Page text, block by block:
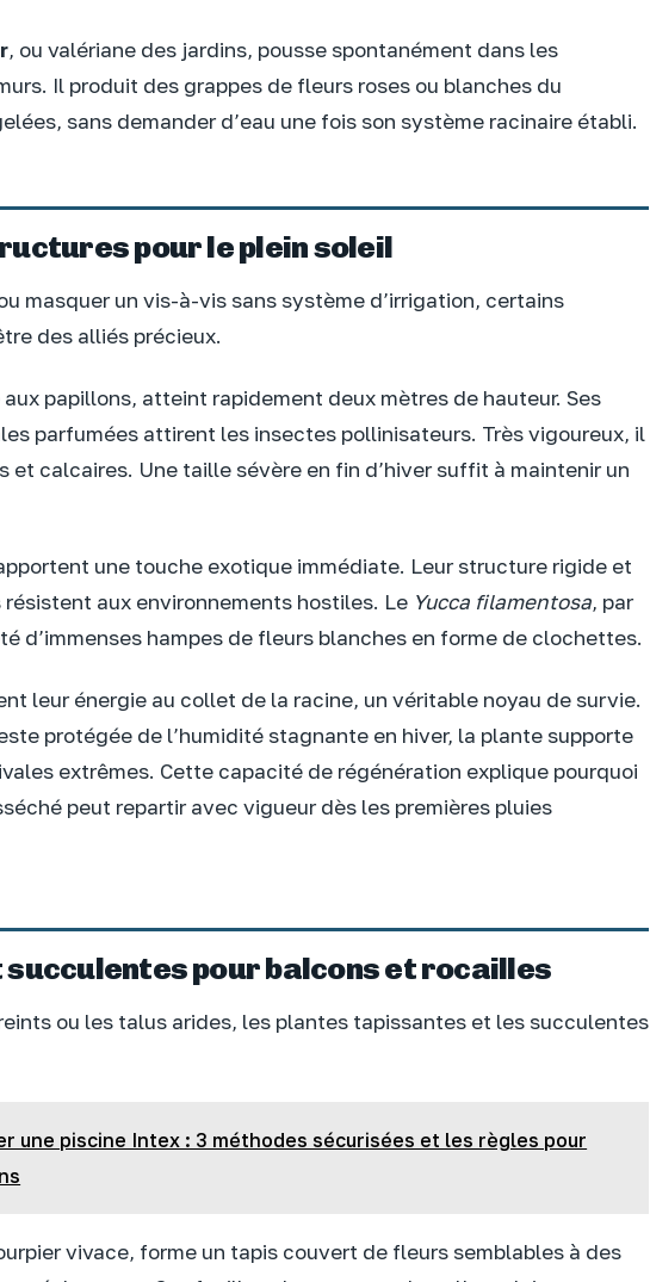
, ou valériane des jardins, pousse spontanément dans les
Il produit des grappes de fleurs roses ou blanches du
sans demander d’eau une fois son système racinaire établi.
pour le plein soleil
masquer un vis-à-vis sans système d’irrigation, certains
des alliés précieux.
aux papillons, atteint rapidement deux mètres de hauteur. Ses
parfumées attirent les insectes pollinisateurs. Très vigoureux, il
et calcaires. Une taille sévère en fin d’hiver suffit à maintenir un
une touche exotique immédiate. Leur structure rigide et
aux environnements hostiles. Le Yucca filamentosa, par
d’immenses hampes de fleurs blanches en forme de clochettes.
leur énergie au collet de la racine, un véritable noyau de survie.
protégée de l’humidité stagnante en hiver, la plante supporte
extrêmes. Cette capacité de régénération explique pourquoi
peut repartir avec vigueur dès les premières pluies
succulentes pour balcons et rocailles
ou les talus arides, les plantes tapissantes et les succulentes
une piscine Intex : 3 méthodes sécurisées et les règles pour
vivace, forme un tapis couvert de fleurs semblables à des